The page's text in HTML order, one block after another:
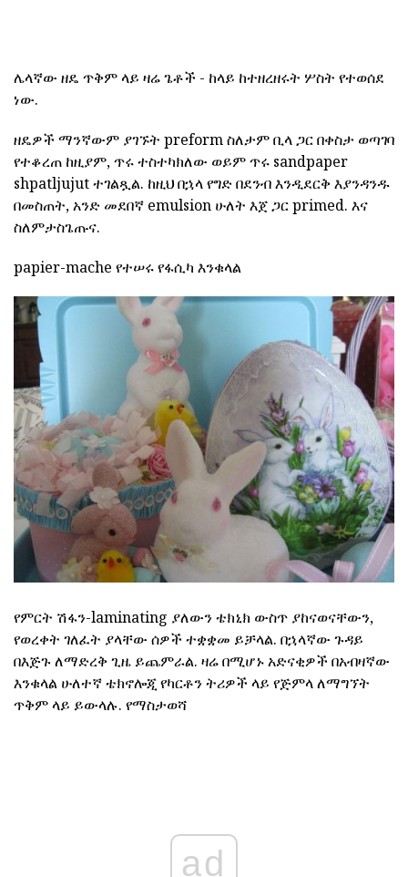
ሌላኛው ዘዴ ጥቅም ላይ ዛሬ ጌቶች - ከላይ ከተዘረዘሩት ሦስት የተወሰደ
ነው.
ዘዴዎች ማንኛውም ያገኙት preform ስለታም ቢላ ጋር በቀስታ ወጣገባ
የተቆረጠ ከዚያም, ጥሩ ተስተካክለው ወይም ጥሩ sandpaper
shpatljujut ተገልጿል. ከዚህ በኋላ የግድ በደንብ እንዲደርቅ እያንዳንዱ
በመስጠት, አንድ መደበኛ emulsion ሁለት እጀ ጋር primed. እና
ስለምታስጌጡና.
papier-mache የተሠሩ የፋሲካ እንቁላል
የምርት ሽፋን-laminating ያለውን ቴክኒክ ውስጥ ያከናወናቸውን,
የወረቀት ገለፈት ያላቸው ሰዎች ተቋቋመ ይቻላል. በኋላኛው ጉዳይ
በእጅጉ ለማድረቅ ጊዜ ይጨምራል. ዛሬ በሚሆኑ አድናቂዎች በአብዛኛው
እንቁላል ሁለተኛ ቴክኖሎጂ የካርቶን ትሪዎች ላይ የጅምላ ለማግኘት
ጥቅም ላይ ይውላሉ. የማስታወሻ
ad